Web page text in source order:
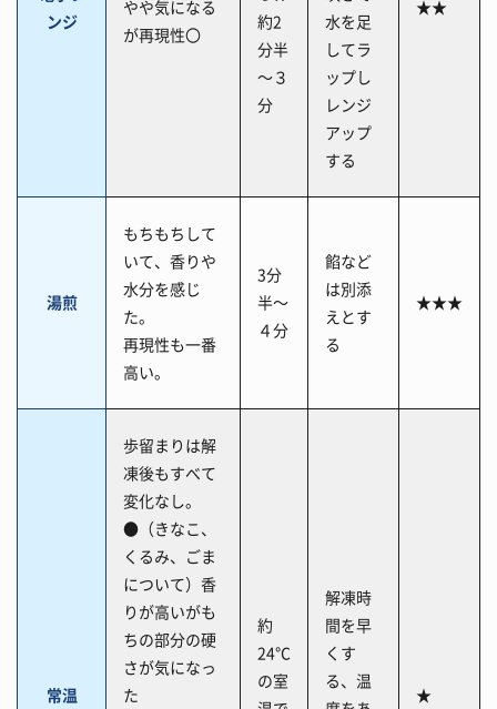
ンジ
やや気になる
が再現性〇
約2
分半
～３
分
水を足
してラ
ップし
レンジ
アップ
する
★★
湯煎
もちもちして
いて、香りや
水分を感じ
た。
再現性も一番
高い。
3分
半～
４分
餡など
は別添
えとす
る
★★★
常温
歩留まりは解
凍後もすべて
変化なし。
●（きなこ、
くるみ、ごま
について）香
りが高いがも
ちの部分の硬
さが気になっ
た
約
24℃
の室
解凍時
間を早
くす
る、温
★